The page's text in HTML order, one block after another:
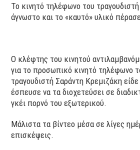
Το κινητό τηλέφωνο του
άγνωστο και το «καυτό» υλικό
Ο κλέφτης του κινητού
για το προσωπικό κινητό τηλέφωνο
τραγουδιστή Σαράντη Κρεμιζάκη
έσπευσε να τα διοχετεύσει σε
γκέι πορνό του εξωτερικού.
Μάλιστα τα βίντεο μέσα σε λίγες
επισκέψεις.